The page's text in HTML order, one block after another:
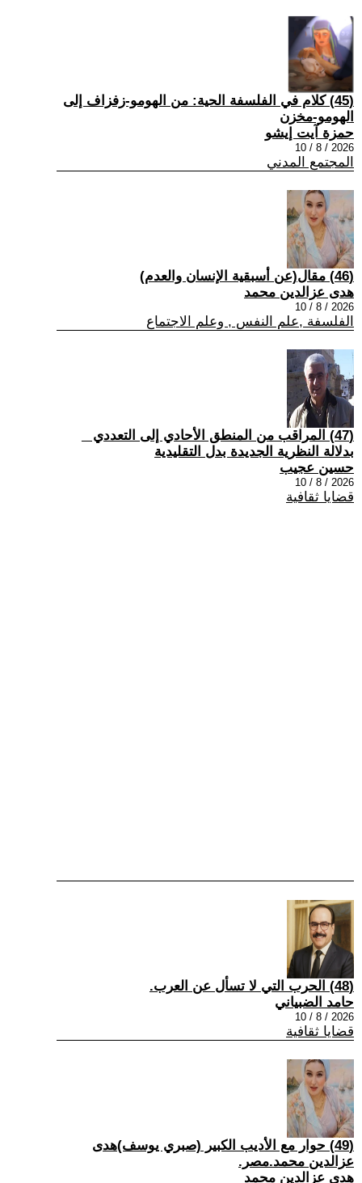
(45) كلام في الفلسفة الحية: من الهومو-زفزاف إلى
الهومو-مخزن
حمزة آيت إيشو
2026 / 8 / 10
المجتمع المدني
(46) مقال(عن أسبقية الإنسان والعدم)
هدى عزالدين محمد
2026 / 8 / 10
الفلسفة ,علم النفس , وعلم الاجتماع
(47) المراقب من المنطق الأحادي إلى التعددي _
بدلالة النظرية الجديدة بدل التقليدية
حسين عجيب
2026 / 8 / 10
قضايا ثقافية
(48) الحرب التي لا تسأل عن العرب.
حامد الضبياني
2026 / 8 / 10
قضايا ثقافية
(49) حوار مع الأديب الكبير (صبري يوسف)هدى
عزالدين محمد.مصر.
هدى عزالدين محمد